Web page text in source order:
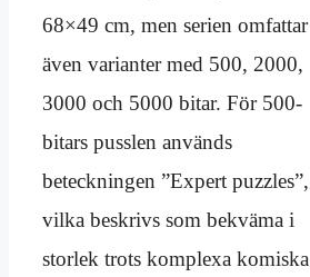
68×49 cm, men serien omfattar
även varianter med 500, 2000,
3000 och 5000 bitar. För 500-
bitars pusslen används
beteckningen ”Expert puzzles”,
vilka beskrivs som bekväma i
storlek trots komplexa komiska